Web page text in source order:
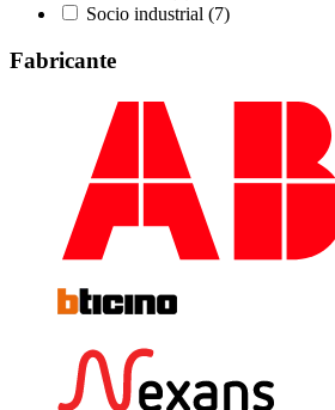
Socio industrial (7)
Fabricante